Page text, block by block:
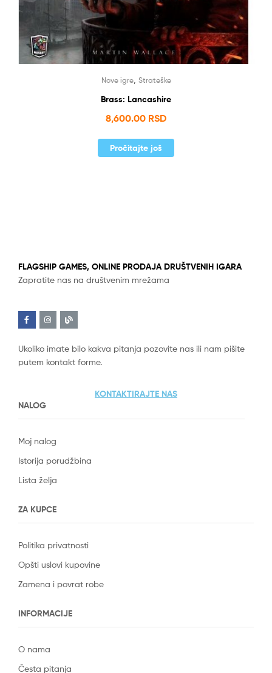
Nove igre, Strateške
Brass: Lancashire
8,600.00 RSD
Pročitajte još
FLAGSHIP GAMES, ONLINE PRODAJA DRUŠTVENIH IGARA
Zapratite nas na društvenim mrežama
Ukoliko imate bilo kakva pitanja pozovite nas ili nam pišite
putem kontakt forme.
KONTAKTIRAJTE NAS
NALOG
Moj nalog
Istorija porudžbina
Lista želja
ZA KUPCE
Politika privatnosti
Opšti uslovi kupovine
Zamena i povrat robe
INFORMACIJE
O nama
Česta pitanja